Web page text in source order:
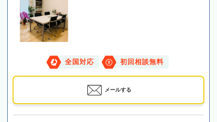
全国対応 初回相談無料
メールする